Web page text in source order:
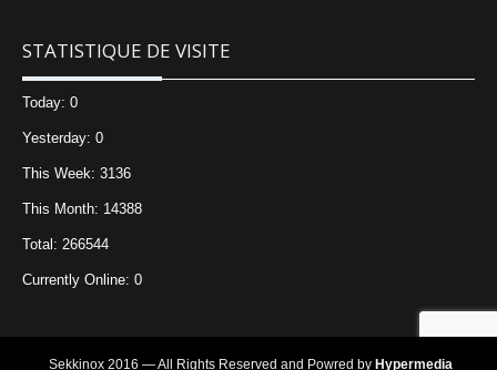
STATISTIQUE DE VISITE
Today: 0
Yesterday: 0
This Week: 3136
This Month: 14388
Total: 266544
Currently Online: 0
Sekkinox 2016 — All Rights Reserved and Powred by Hypermedia